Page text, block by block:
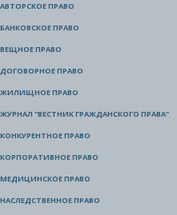
АВТОРСКОЕ ПРАВО
БАНКОВСКОЕ ПРАВО
ВЕЩНОЕ ПРАВО
ДОГОВОРНОЕ ПРАВО
ЖИЛИЩНОЕ ПРАВО
ЖУРНАЛ "ВЕСТНИК ГРАЖДАНСКОГО ПРАВА"
КОНКУРЕНТНОЕ ПРАВО
КОРПОРАТИВНОЕ ПРАВО
МЕДИЦИНСКОЕ ПРАВО
НАСЛЕДСТВЕННОЕ ПРАВО